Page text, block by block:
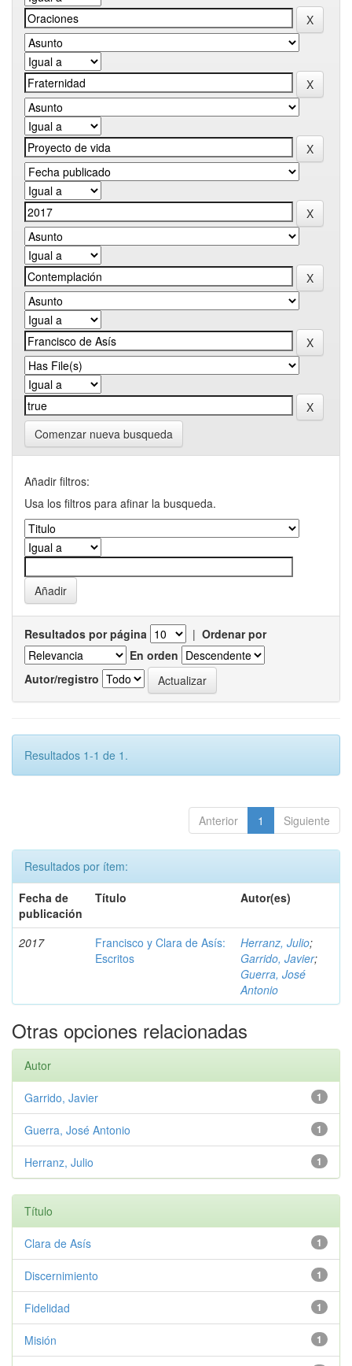
Comenzar nueva busqueda
Añadir filtros:
Usa los filtros para afinar la busqueda.
Resultados por página | Ordenar por
En orden
Autor/registro
Resultados 1-1 de 1.
Anterior 1 Siguiente
Resultados por ítem:
Fecha de
publicación
Título Autor(es)
2017
Francisco y Clara de Asís:
Escritos
Herranz, Julio;
Garrido, Javier;
Guerra, José
Antonio
Otras opciones relacionadas
Autor
1
Garrido, Javier
1
Guerra, José Antonio
1
Herranz, Julio
Título
1
Clara de Asís
1
Discernimiento
1
Fidelidad
1
Misión